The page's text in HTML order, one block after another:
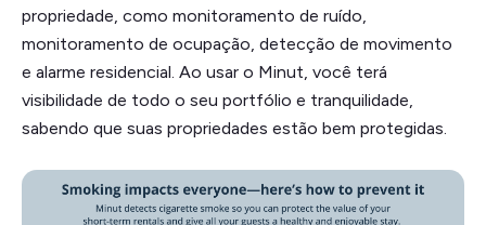
propriedade, como monitoramento de ruído,
monitoramento de ocupação, detecção de movimento
e alarme residencial. Ao usar o Minut, você terá
visibilidade de todo o seu portfólio e tranquilidade,
sabendo que suas propriedades estão bem protegidas.